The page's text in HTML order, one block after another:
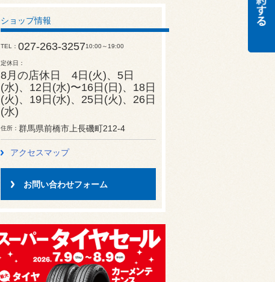
ショップ情報
TEL 027-263-325710:00～19:00
定休日
8月の店休日 4日(火)、5日
(水)、12日(水)〜16日(日)、18日
(火)、19日(水)、25日(火)、26日
(水)
住所 群馬県前橋市上長磯町212-4
アクセスマップ
お問い合わせフォーム